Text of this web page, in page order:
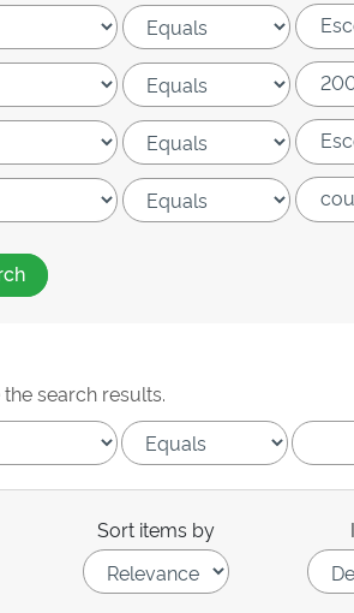
search results.
Sort items by